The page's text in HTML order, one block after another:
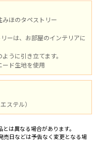
ほのタペストリー
ーは、お部屋のインテリアに
うに引き立てます。
ード生地を使用
ステル）
は異なる場合があります。
売日などは予告なく変更となる場